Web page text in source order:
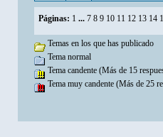
Páginas: 1 ... 7 8 9 10 11 12 13 14
Temas en los que has publicado
Tema normal
Tema candente (Más de 15
Tema muy candente (Más de 25